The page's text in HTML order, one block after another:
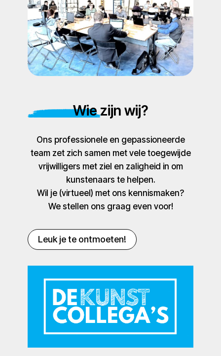
Wie zijn wij?
Ons professionele en gepassioneerde
team zet zich samen met vele toegewijde
vrijwilligers met ziel en zaligheid in om
kunstenaars te helpen.
Wil je (virtueel) met ons kennismaken?
We stellen ons graag even voor!
Leuk je te ontmoeten!